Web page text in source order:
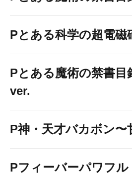
Pとある科学の超電磁
Pとある魔術の禁書
ver.
P神・天才バカボン〜
Pフィーバーパワフル